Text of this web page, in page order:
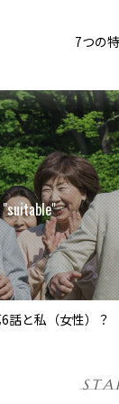
7つの
話と私（女性）？